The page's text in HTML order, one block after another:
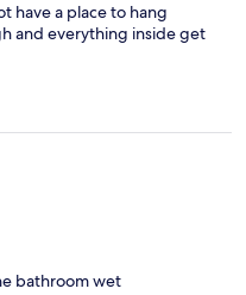
have a place to hang
and everything inside get
bathroom wet